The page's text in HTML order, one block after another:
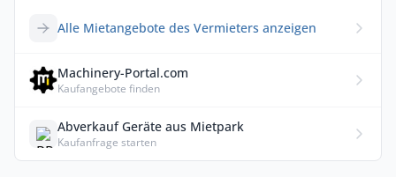
Alle Mietangebote des Vermieters anzeigen
Machinery-Portal.com
Kaufangebote finden
Abverkauf Geräte aus Mietpark
Kaufanfrage starten